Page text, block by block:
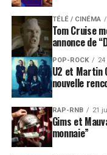
TÉLÉ / CINÉMA
Tom Cruise
annonce de
POP-ROCK
U2 et Martin
nouvelle
RAP-RNB 21
Gims et
monnaie”